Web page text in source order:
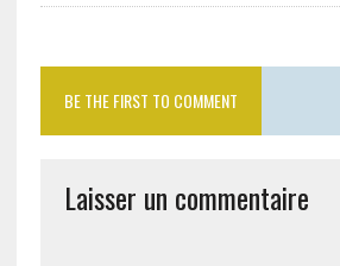
BE THE FIRST TO COMMENT
Laisser un commentaire